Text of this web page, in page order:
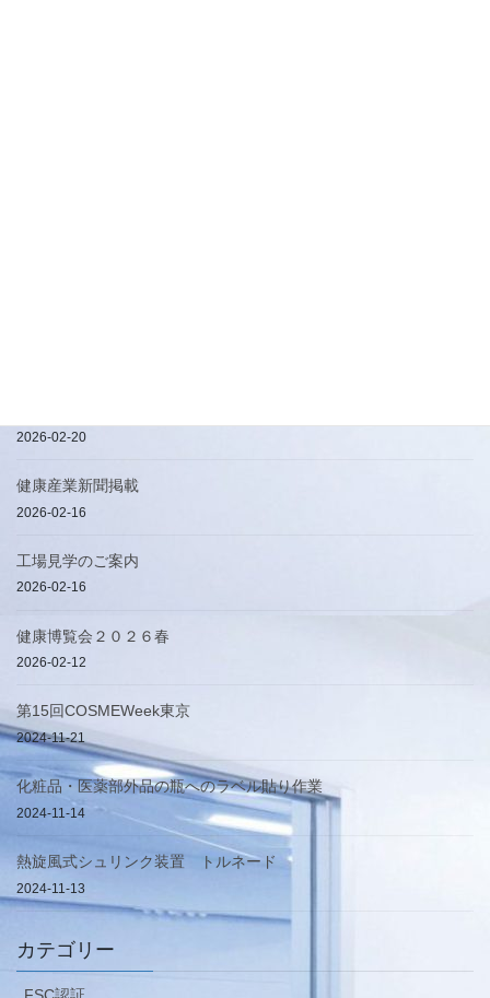
2026-02-20
健康産業新聞掲載
2026-02-16
工場見学のご案内
2026-02-16
健康博覧会２０２６春
2026-02-12
第15回COSMEWeek東京
2024-11-21
化粧品・医薬部外品の瓶へのラベル貼り作業
2024-11-14
熱旋風式シュリンク装置 トルネード
2024-11-13
カテゴリー
FSC認証